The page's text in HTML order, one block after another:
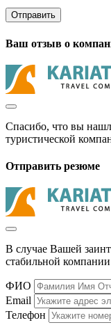
Отправить
Ваш отзыв о
Спасибо, что вы
туристической
Отправить резюме
В случае Вашей
стабильной
ФИО
Email
Телефон